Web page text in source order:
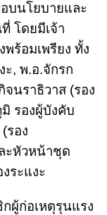
อบนโยบายและ
โดยมีเจ้า
ร้อมเพรียง ทั้ง
, พ.อ.จักรก
นราธิวาส (รอง
รองผู้บังคับ
รอง
ะหัวหน้าชุด
ระแงะ
ผู้ก่อเหตุรุนแรง